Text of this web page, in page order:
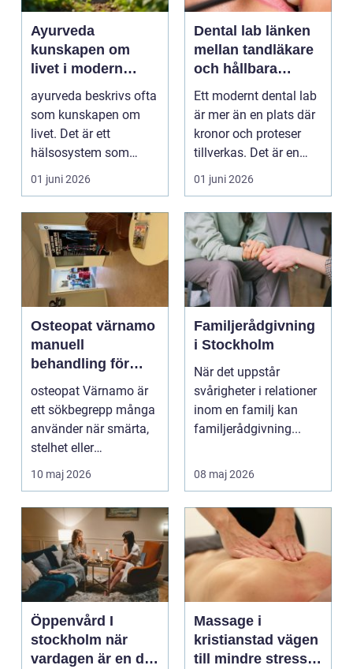
Ayurveda
kunskapen om
livet i modern
vardag
ayurveda beskrivs ofta
som kunskapen om
livet. Det är ett
hälsosystem som
betonar balans, helhet
och...
01 juni 2026
Dental lab länken
mellan tandläkare
och hållbara
leenden
Ett modernt dental lab
är mer än en plats där
kronor och proteser
tillverkas. Det är en
teknisk och ...
01 juni 2026
Osteopat värnamo
manuell
behandling för
minskad smärta
och Ökad rörlighet
osteopat Värnamo är
ett sökbegrepp många
använder när smärta,
stelhet eller
återkommande värk
börjar...
10 maj 2026
Familjerådgivning
i Stockholm
När det uppstår
svårigheter i relationer
inom en familj kan
familjerådgivning...
08 maj 2026
Öppenvård I
stockholm när
vardagen är en del
Massage i
kristianstad vägen
till mindre stress